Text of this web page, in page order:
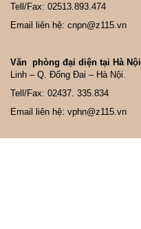
Tell/Fax: 02513.893.474
Email liên hệ: cnpn@z115.vn
Văn phòng đại diện tại Hà Nội
Linh – Q. Đống Đai – Hà Nội.
Tell/Fax: 02437. 335.834
Email liên hệ: vphn@z115.vn